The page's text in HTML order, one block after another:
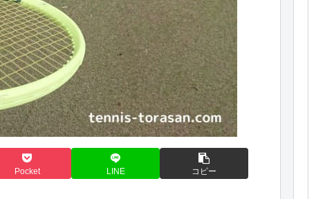
Pocket LINE コピー